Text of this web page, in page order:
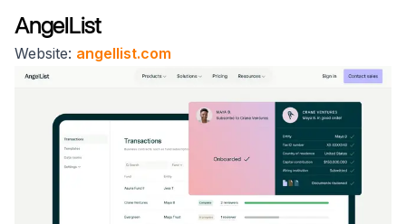
AngelList
Website: angellist.com